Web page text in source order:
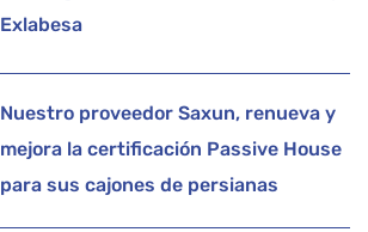
Exlabesa
Nuestro proveedor Saxun, renueva y
mejora la certificación Passive House
para sus cajones de persianas